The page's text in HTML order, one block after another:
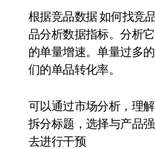
根据竞品数据 如何找竞
品分析数据指标。分析
的单量增速。单量过多
们的单品转化率。
可以通过市场分析，理
拆分标题，选择与产品
去进行干预